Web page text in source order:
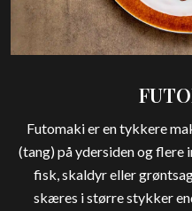
Futomaki er en tykkere
(tang) på ydersiden og flere
fisk, skaldyr eller
skæres i større stykker